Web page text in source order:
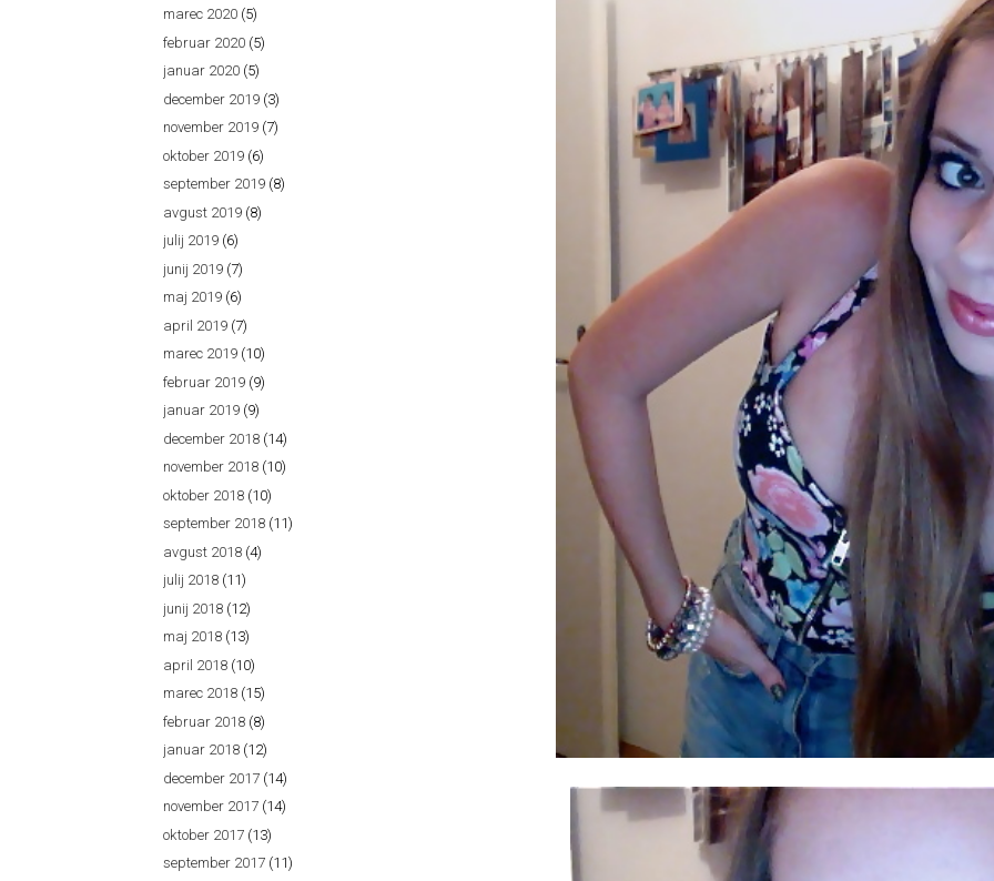
marec 2020 (5)
februar 2020 (5)
januar 2020 (5)
december 2019 (3)
november 2019 (7)
oktober 2019 (6)
september 2019 (8)
avgust 2019 (8)
julij 2019 (6)
junij 2019 (7)
maj 2019 (6)
april 2019 (7)
marec 2019 (10)
februar 2019 (9)
januar 2019 (9)
december 2018 (14)
november 2018 (10)
oktober 2018 (10)
september 2018 (11)
avgust 2018 (4)
julij 2018 (11)
junij 2018 (12)
maj 2018 (13)
april 2018 (10)
marec 2018 (15)
februar 2018 (8)
januar 2018 (12)
december 2017 (14)
november 2017 (14)
oktober 2017 (13)
september 2017 (11)